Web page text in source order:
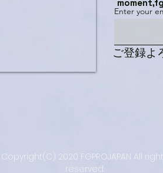
Enter your
ご登録よ
Copyright(C) 2020 FGPROJAPAN All
reserved.